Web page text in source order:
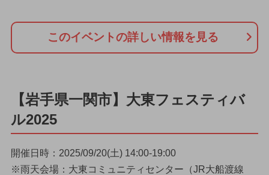
このイベントの詳しい情報を見る
【岩手県一関市】大東フェスティバ
ル2025
開催日時：2025/09/20(土) 14:00-19:00
※雨天会場：大東コミュニティセンター（JR大船渡線